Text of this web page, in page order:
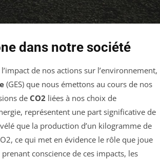
dans notre société
de nos actions sur l’environnement,
(GES) que nous émettons au cours de nos
de CO2 liées à nos choix de
représentent une part significative de
que la production d’un kilogramme de
ce qui met en évidence le rôle que joue
conscience de ces impacts, les